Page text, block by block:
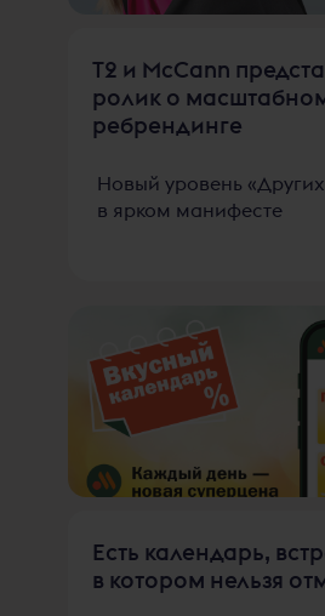
Т2 и McCann
ролик о
ребрендинге
Новый уровень
в ярком манифесте
Есть календарь,
в котором нельзя